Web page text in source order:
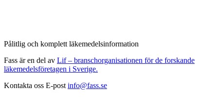
Pålitlig och komplett läkemedelsinformation
Fass är en del av Lif – branschorganisationen för de forskande
läkemedelsföretagen i Sverige.
Kontakta oss E-post info@fass.se